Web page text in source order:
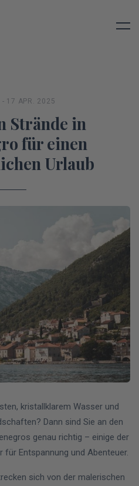
- 17 APR. 2025
Strände in
für einen
Urlaub
kristallklarem Wasser und
Dann sind Sie an den
genau richtig – einige der
Entspannung und Abenteuer.
sich von der malerischen